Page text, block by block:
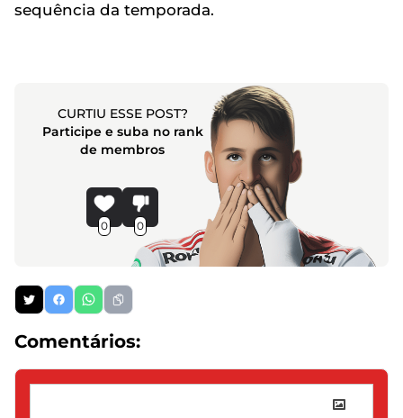
sequência da temporada.
CURTIU ESSE POST?
Participe e suba no rank
de membros
0 0
Comentários: